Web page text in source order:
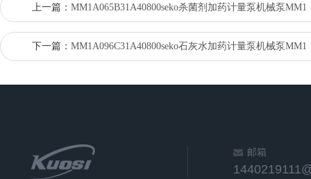
上一篇： MM1A065B31A40800seko杀菌剂加药计量泵机械泵MM1
下一篇： MM1A096C31A40800seko石灰水加药计量泵机械泵MM1
邮箱